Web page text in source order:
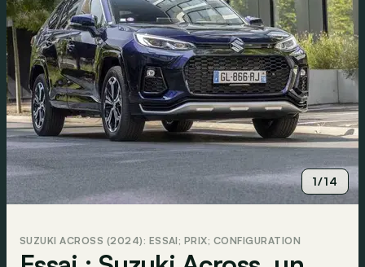
1/14
SUZUKI ACROSS (2024): ESSAI; PRIX; CONFIGURATION